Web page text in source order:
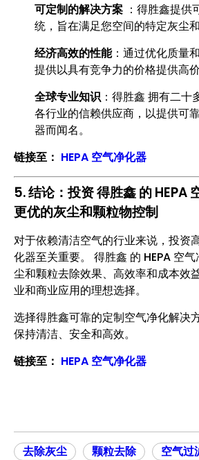
可定制的解决方案 ：得胜鑫提供
统，旨在满足您空间的特定灰尘
经济高效的性能：通过优化质量
提供以具有竞争力的价格提供高
全球专业知识 ：得胜鑫 拥有二
各行业的信赖供应商，以提供可
器而闻名。
链接至： HEPA 空气净化器
5. 结论：投资 得胜鑫 的 HEPA
更优的灰尘和颗粒物控制
对于依赖清洁空气的行业来说，投资
化器至关重要。 得胜鑫 的 HEPA 空
尘和颗粒去除效果、高效率和成本效
业和商业应用的理想选择。
选择得胜鑫可靠的定制空气净化解决
保持清洁、安全和高效。
链接至： HEPA 空气净化器
去除灰尘 颗粒去除
空气过